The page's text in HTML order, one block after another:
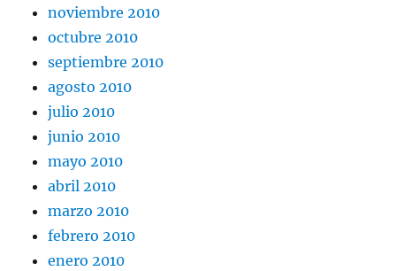
noviembre 2010
octubre 2010
septiembre 2010
agosto 2010
julio 2010
junio 2010
mayo 2010
abril 2010
marzo 2010
febrero 2010
enero 2010